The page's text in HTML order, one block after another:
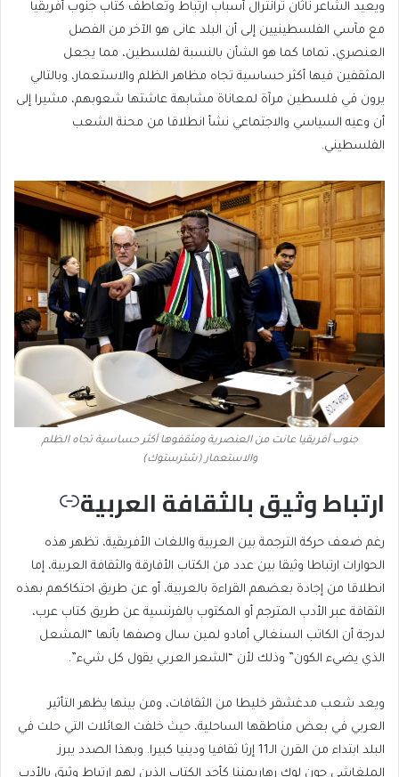
ويعيد الشاعر ناثان ترانترال أسباب ارتباط وتعاطف كتاب جنوب أفريقيا
مع مآسي الفلسطينيين إلى أن البلد عانى هو الآخر من الفصل
العنصري، تماما كما هو الشأن بالنسبة لفلسطين، مما يجعل
المثقفين فيها أكثر حساسية تجاه مظاهر الظلم والاستعمار، وبالتالي
يرون في فلسطين مرآة لمعاناة مشابهة عاشتها شعوبهم، مشيرا إلى
أن وعيه السياسي والاجتماعي نشأ انطلاقا من محنة الشعب
الفلسطيني.
جنوب أفريقيا عانت من العنصرية ومثقفوها أكثر حساسية تجاه الظلم
والاستعمار (شترستوك)
ارتباط وثيق بالثقافة العربية
رغم ضعف حركة الترجمة بين العربية واللغات الأفريقية، تظهر هذه
الحوارات ارتباطا وثيقا بين عدد من الكتاب الأفارقة والثقافة العربية، إما
انطلاقا من إجادة بعضهم القراءة بالعربية، أو عن طريق احتكاكهم بهذه
الثقافة عبر الأدب المترجم أو المكتوب بالفرنسية عن طريق كتاب عرب،
لدرجة أن الكاتب السنغالي أمادو لمين سال وصفها بأنها “المشعل
الذي يضيء الكون” وذلك لأن “الشعر العربي يقول كل شيء”.
ويعد شعب مدغشقر خليطا من الثقافات، ومن بينها يظهر التأثير
العربي في بعض مناطقها الساحلية، حيث خلفت العائلات التي حلت في
البلد ابتداء من القرن الـ11 إرثا ثقافيا ودينيا كبيرا. وبهذا الصدد يبرز
الملغاشي جون لوك رهاريمننا كأحد الكتاب الذين لهم ارتباط وثيق بالأدب